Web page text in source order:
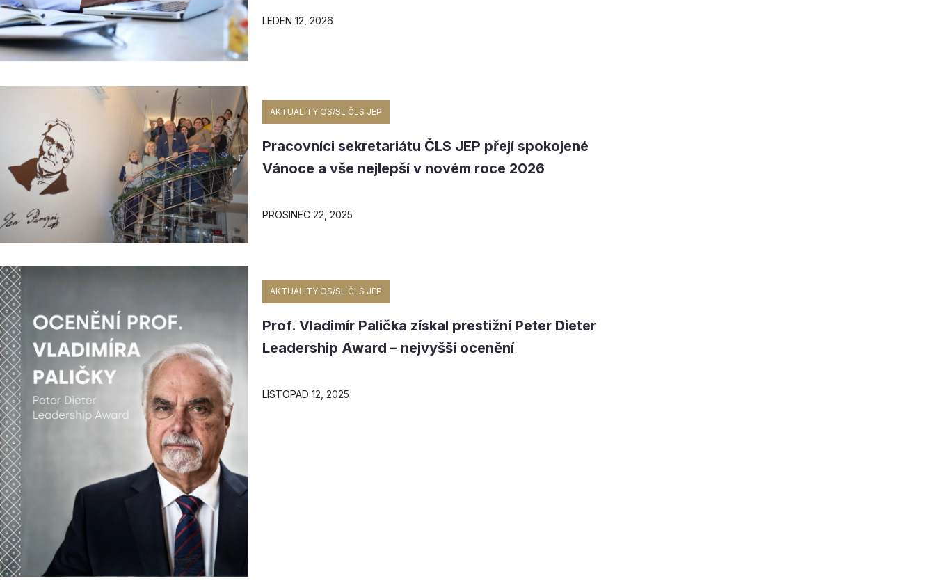
LEDEN 12, 2026
AKTUALITY OS/SL ČLS JEP
Pracovníci sekretariátu ČLS JEP přejí spokojené
Vánoce a vše nejlepší v novém roce 2026
PROSINEC 22, 2025
AKTUALITY OS/SL ČLS JEP
Prof. Vladimír Palička získal prestižní Peter Dieter
Leadership Award – nejvyšší ocenění
LISTOPAD 12, 2025